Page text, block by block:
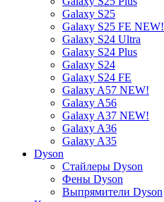
Galaxy S25
Galaxy S25 FE NEW!
Galaxy S24 Ultra
Galaxy S24 Plus
Galaxy S24
Galaxy S24 FE
Galaxy A57 NEW!
Galaxy A56
Galaxy A37 NEW!
Galaxy A36
Galaxy A35
Dyson
Стайлеры Dyson
Фены Dyson
Выпрямители Dyson